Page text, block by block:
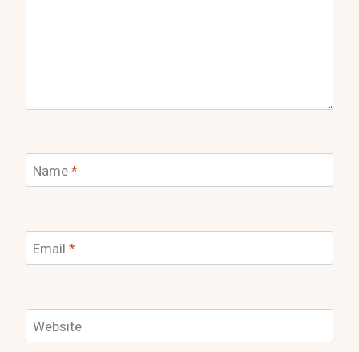
Name *
Email *
Website